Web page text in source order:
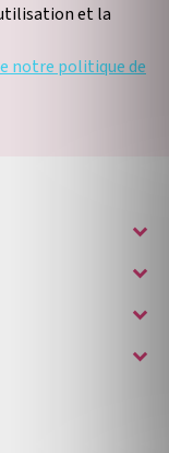
et la
notre politique de